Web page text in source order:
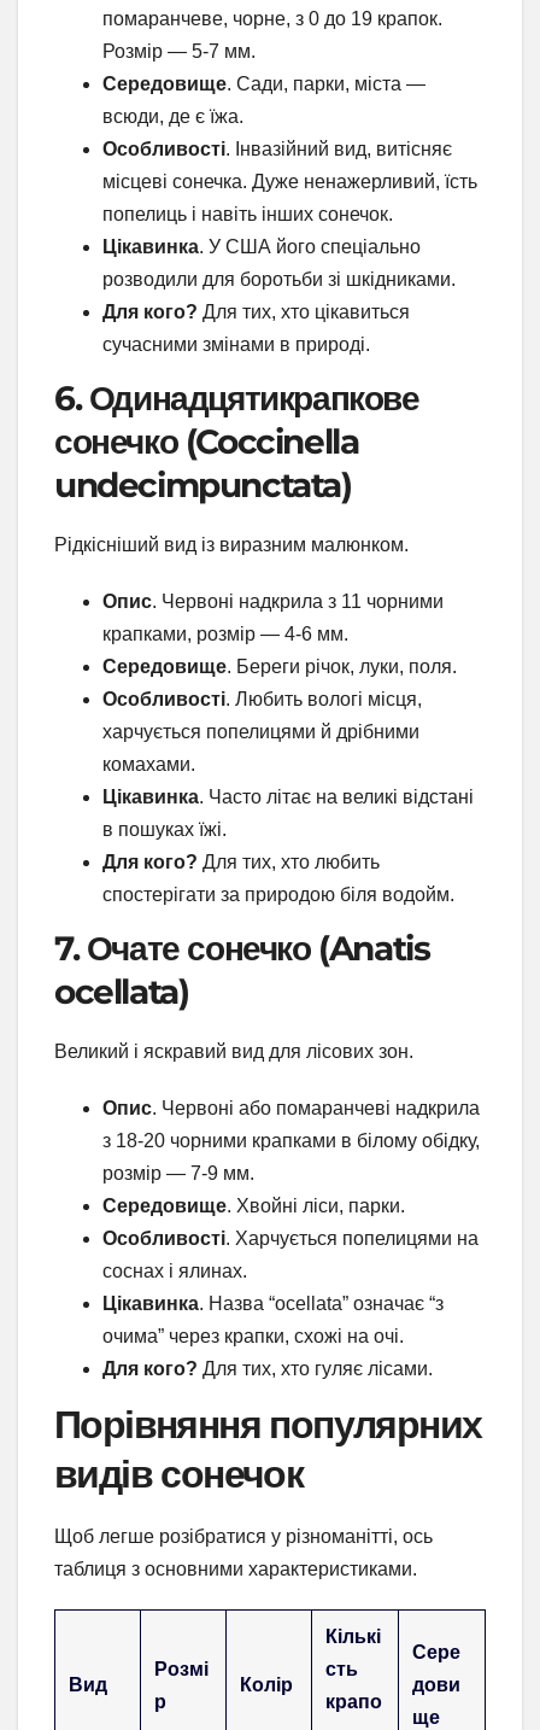
помаранчеве, чорне, з 0 до 19 крапок.
Розмір — 5-7 мм.
Середовище. Сади, парки, міста —
всюди, де є їжа.
Особливості. Інвазійний вид, витісняє
місцеві сонечка. Дуже ненажерливий, їсть
попелиць і навіть інших сонечок.
Цікавинка. У США його спеціально
розводили для боротьби зі шкідниками.
Для кого? Для тих, хто цікавиться
сучасними змінами в природі.
6. Одинадцятикрапкове
сонечко (Coccinella
undecimpunctata)
Рідкісніший вид із виразним малюнком.
Опис. Червоні надкрила з 11 чорними
крапками, розмір — 4-6 мм.
Середовище. Береги річок, луки, поля.
Особливості. Любить вологі місця,
харчується попелицями й дрібними
комахами.
Цікавинка. Часто літає на великі відстані
в пошуках їжі.
Для кого? Для тих, хто любить
спостерігати за природою біля водойм.
7. Очате сонечко (Anatis
ocellata)
Великий і яскравий вид для лісових зон.
Опис. Червоні або помаранчеві надкрила
з 18-20 чорними крапками в білому обідку,
розмір — 7-9 мм.
Середовище. Хвойні ліси, парки.
Особливості. Харчується попелицями на
соснах і ялинах.
Цікавинка. Назва “ocellata” означає “з
очима” через крапки, схожі на очі.
Для кого? Для тих, хто гуляє лісами.
Порівняння популярних
видів сонечок
Щоб легше розібратися у різноманітті, ось
таблиця з основними характеристиками.
Вид
Розмі
р
Колір
Кількі
сть
крапо
Сере
дови
ще